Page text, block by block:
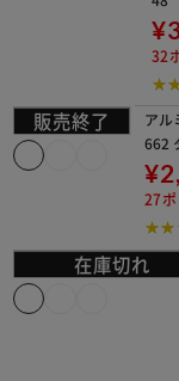
ノ
タ
53
42
ノー
バー
8
16